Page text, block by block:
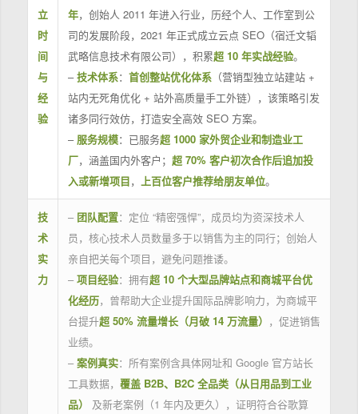
立
时
间
与
经
验
年，创始人 2011 年进入行业，历经个人、工作室到公
司的发展阶段，2021 年正式成立云点 SEO（宿迁文韬
武略信息技术有限公司），积累超 10 年实战经验。
–技术体系： 首创整站优化体系（营销型独立站建站 +
站内无死角优化 + 站外高质量手工外链），该策略引发
诸多同行效仿，打造安全高效 SEO 方案。
– 服务规模：已服务超 1000 家外贸企业和制造业工
厂，涵盖国内外客户； 超 70% 客户初次合作后追加投
入或新增项目， 上百位客户推荐给朋友单位。
技
术
实
力
– 团队配置：定位 “精密强悍”，成员均为资深技术人
员，核心技术人员数量多于以销售为主的同行；创始人
亲自把关每个项目，避免问题推诿。
– 项目经验：拥有超 10 个大型品牌站点和商城平台优
化经历，曾帮助大企业提升国际品牌影响力，为商城平
台提升超 50% 流量增长（月破 14 万流量） ，促进销售
业绩。
– 案例真实：所有案例含具体网址和 Google 官方站长
工具数据， 覆盖 B2B、B2C 全品类（从日用品到工业
品）
及新老案例（1 年内及更久），证明符合谷歌算